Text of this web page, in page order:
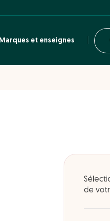
Marques et enseignes
de